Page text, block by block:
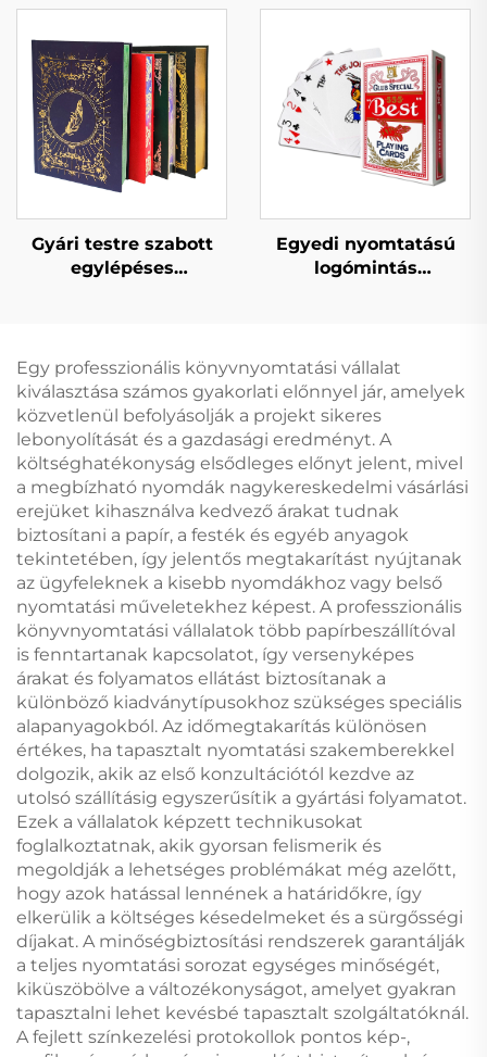
mesekönyvek
Keményfedeles
könyvek óvodai
oktatáshoz
oktató jellegű
interaktív gyermek
kartonkönyvek
nyomtatása
Gyári testre szabott
egylépéses
szélű könyvnyomtatás
aranyszélű
keménykötésű
fotóalbum
Egyedi nyomtatású
logómintás
játszókártya dobozzal
Egy professzionális könyvnyomtatási vállalat
kiválasztása számos gyakorlati előnnyel jár, amelyek
közvetlenül befolyásolják a projekt sikeres
lebonyolítását és a gazdasági eredményt. A
költséghatékonyság elsődleges előnyt jelent, mivel
a megbízható nyomdák nagykereskedelmi vásárlási
erejüket kihasználva kedvező árakat tudnak
biztosítani a papír, a festék és egyéb anyagok
tekintetében, így jelentős megtakarítást nyújtanak
az ügyfeleknek a kisebb nyomdákhoz vagy belső
nyomtatási műveletekhez képest. A professzionális
könyvnyomtatási vállalatok több papírbeszállítóval
is fenntartanak kapcsolatot, így versenyképes
árakat és folyamatos ellátást biztosítanak a
különböző kiadványtípusokhoz szükséges speciális
alapanyagokból. Az időmegtakarítás különösen
értékes, ha tapasztalt nyomtatási szakemberekkel
dolgozik, akik az első konzultációtól kezdve az
utolsó szállításig egyszerűsítik a gyártási folyamatot.
Ezek a vállalatok képzett technikusokat
foglalkoztatnak, akik gyorsan felismerik és
megoldják a lehetséges problémákat még azelőtt,
hogy azok hatással lennének a határidőkre, így
elkerülik a költséges késedelmeket és a sürgősségi
díjakat. A minőségbiztosítási rendszerek garantálják
a teljes nyomtatási sorozat egységes minőségét,
kiküszöbölve a változékonyságot, amelyet gyakran
tapasztalni lehet kevésbé tapasztalt szolgáltatóknál.
A fejlett színkezelési protokollok pontos kép-,